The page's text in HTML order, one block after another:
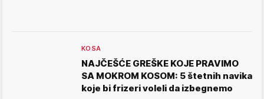
KOSA
NAJČEŠĆE GREŠKE KOJE PRAVIMO
SA MOKROM KOSOM: 5 štetnih navika
koje bi frizeri voleli da izbegnemo